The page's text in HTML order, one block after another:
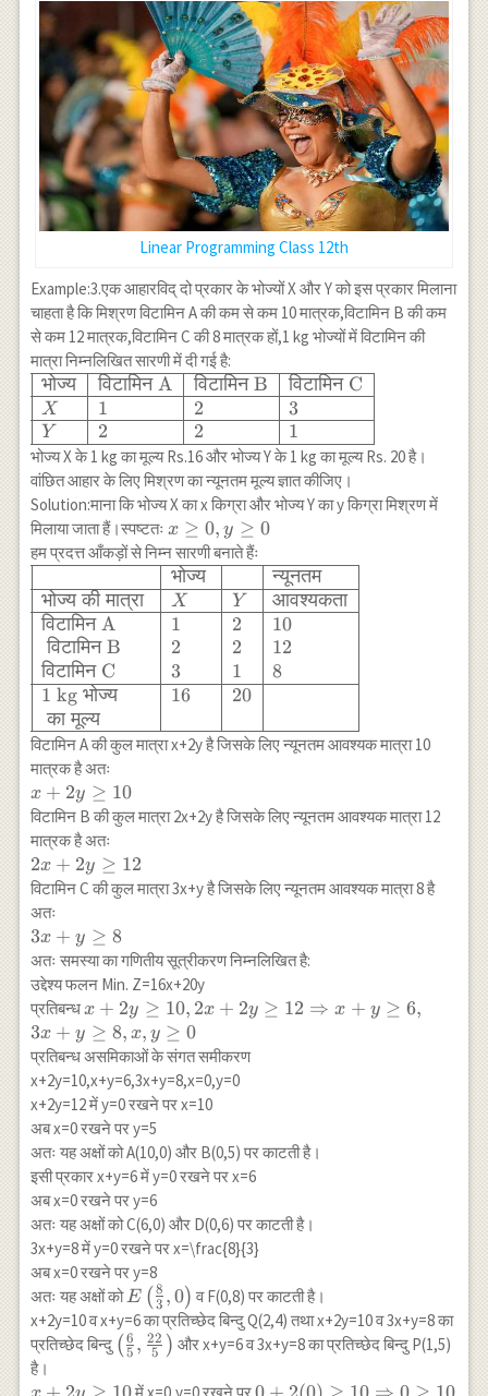
\hline R &
(9,2) & 250
\times 9+200
\times
2=2650 \\
\hline C &
(18,0) & 250
\times
18+200
\times
\end{array}
Linear Programming Class 12th
Example:3.एक आहारविद् दो प्रकार के भोज्यों X और Y को इस प्रकार मिलाना
चाहता है कि मिश्रण विटामिन A की कम से कम 10 मात्रक,विटामिन B की कम
से कम 12 मात्रक,विटामिन C की 8 मात्रक हों,1 kg भोज्यों में विटामिन की
मात्रा निम्नलिखित सारणी में दी गई है:
\begin{array}
{|l|l|l|l|}
\hline \text
{भोज्य} &
\text {विटामिन
A} & \text
{विटामिन B} &
\text {विटामिन
C} \\ \hline
X & 1 & 2 &
3 \\ \hline Y
& 2 & 2 &
1\\ \hline
\end{array}
भोज्य
X
Y
विटामिनA
1
2
विटामिनB
2
2
विटामिनC
3
1
भोज्य X के 1 kg का मूल्य Rs.16 और भोज्य Y के 1 kg का मूल्य Rs. 20 है।
वांछित आहार के लिए मिश्रण का न्यूनतम मूल्य ज्ञात कीजिए।
Solution:माना कि भोज्य X का x किग्रा और भोज्य Y का y किग्रा मिश्रण में
मिलाया जाता हैं।स्पष्टतः x
\geq
0, y
\geq
0
x ≥ 0, y ≥ 0
हम प्रदत्त आँकड़ों से निम्न सारणी बनाते हैंः
{|l|l|l|l|} \hline
& \text{भोज्य }
& &
\text{न्यूनतम }
\\ \hline
\text{भोज्य की
मात्रा } & X & Y
&
\text{आवश्यकता}
\\ \hline
\text{विटामिन A}
& 1 & 2 & 10 \\
\text{ विटामिन
B} & 2 & 2 &
12 \\
\text{विटामिन C}
& 3 & 1 & 8 \\
\hline \text{1
kg भोज्य } & 16
& 20 & \\
\text{ का मूल्य }
& & & \\ \hline
\end{array}
भोज्य की मात्रा
विटामिनA
विटामिनB
विटामिनC
1 kgभोज्य
का मूल्य
भोज्य
X
1
2
3
16
Y
2
2
1
20
न्यूनतम
आवश्यकता
10
12
8
विटामिन A की कुल मात्रा x+2y है जिसके लिए न्यूनतम आवश्यक मात्रा 10
मात्रक है अतः
x+2
y
\geq
10
x + 2y ≥ 10
विटामिन B की कुल मात्रा 2x+2y है जिसके लिए न्यूनतम आवश्यक मात्रा 12
मात्रक है अतः
2
x+2
y
\geq
12
2x + 2y ≥ 12
विटामिन C की कुल मात्रा 3x+y है जिसके लिए न्यूनतम आवश्यक मात्रा 8 है
अतः
3
x+y
\geq
8
3x + y ≥ 8
अतः समस्या का गणितीय सूत्रीकरण निम्नलिखित है:
उद्देश्य फलन Min. Z=16x+20y
प्रतिबन्धx+2 y \geq
10,2 x+2 y
\geq 12
\Rightarrow
x+y \geq 6,
\\ 3x+y
\geq 8, x, y
\geq 0
x + 2y ≥ 10, 2x + 2y ≥ 12 ⇒ x + y ≥ 6,
3x + y ≥ 8, x, y ≥ 0
प्रतिबन्ध असमिकाओं के संगत समीकरण
x+2y=10,x+y=6,3x+y=8,x=0,y=0
x+2y=12 में y=0 रखने पर x=10
अब x=0 रखने पर y=5
अतः यह अक्षों को A(10,0) और B(0,5) पर काटती है।
इसी प्रकार x+y=6 में y=0 रखने पर x=6
अब x=0 रखने पर y=6
अतः यह अक्षों को C(6,0) और D(0,6) पर काटती है।
3x+y=8 में y=0 रखने पर x=\frac{8}{3}
अब x=0 रखने पर y=8
अतः यह अक्षों कोE\left(\frac{8}
{3}, 0\right)
E ( 3
8 , 0) व F(0,8) पर काटती है।
x+2y=10 व x+y=6 का प्रतिच्छेद बिन्दु Q(2,4) तथा x+2y=10 व 3x+y=8 का
प्रतिच्छेद बिन्दु \left(\frac{6}
\frac{22}
( 5
6 , 5
22 ) और x+y=6 व 3x+y=8 का प्रतिच्छेद बिन्दु P(1,5)
है।